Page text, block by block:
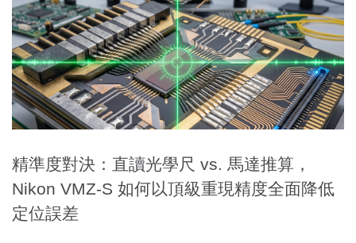
精準度對決：直讀光學尺 vs. 馬達推算，
Nikon VMZ-S 如何以頂級重現精度全面降低
定位誤差